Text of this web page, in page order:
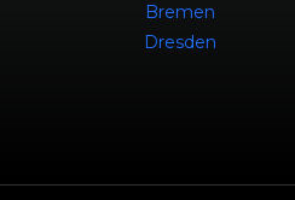
Bremen
Dresden